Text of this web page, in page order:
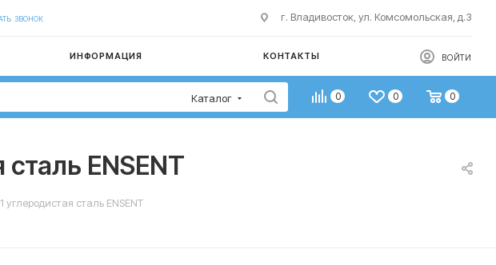
ЗВОНОК г. Владивосток, ул. Комсомольская, д.3
ИНФОРМАЦИЯ КОНТАКТЫ ВОЙТИ
Каталог 0 0 0
ENSENT
сталь ENSENT